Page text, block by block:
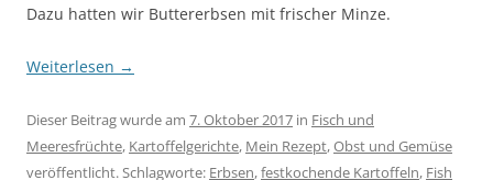
Dazu hatten wir Buttererbsen mit frischer Minze.
Weiterlesen →
Dieser Beitrag wurde am 7. Oktober 2017 in Fisch und
Meeresfrüchte, Kartoffelgerichte, Mein Rezept,Obst und Gemüse
veröffentlicht. Schlagworte: Erbsen,festkochende Kartoffeln, Fish